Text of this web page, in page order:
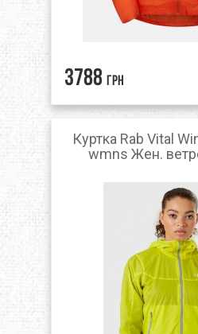
3788 грн
Куртка Rab Vital
wmns Жен.